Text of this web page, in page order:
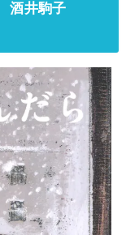
酒井駒子